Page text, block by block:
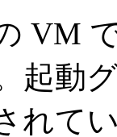
VM
起動
れて